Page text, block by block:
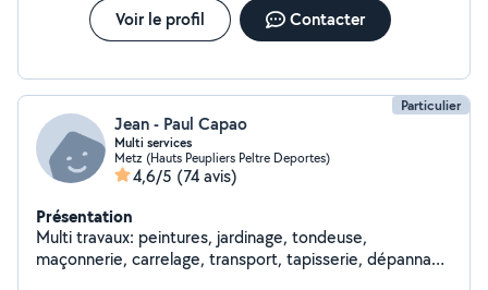
Voir le profil Contacter
Particulier
Jean - Paul Capao
Multi services
Metz (Hauts Peupliers Peltre Deportes)
4,6/5 (74 avis)
Présentation
Multi travaux: peintures, jardinage, tondeuse,
maçonnerie, carrelage, transport, tapisserie, dépannage